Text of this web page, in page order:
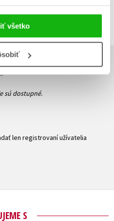
všetko
sú dostupné.
len registrovaní užívatelia
S